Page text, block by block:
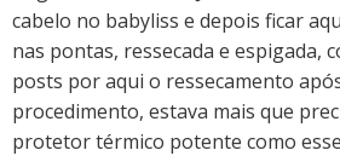
cabelo no babyliss e depois ficar
nas pontas, ressecada e espigada,
posts por aqui o ressecamento
procedimento, estava mais que
protetor térmico potente como esse